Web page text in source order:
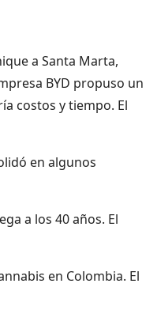
a Santa Marta,
BYD propuso un
costos y tiempo. El
en algunos
a los 40 años. El
en Colombia. El